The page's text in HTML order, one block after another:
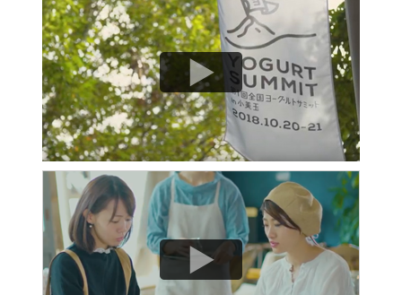
2017年11月01日
ホームページを公開しました。